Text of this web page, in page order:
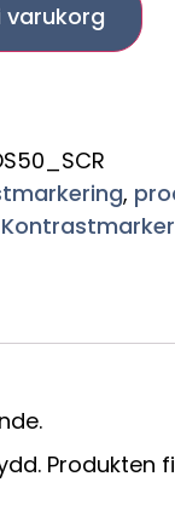
varukorg
,
Produkten